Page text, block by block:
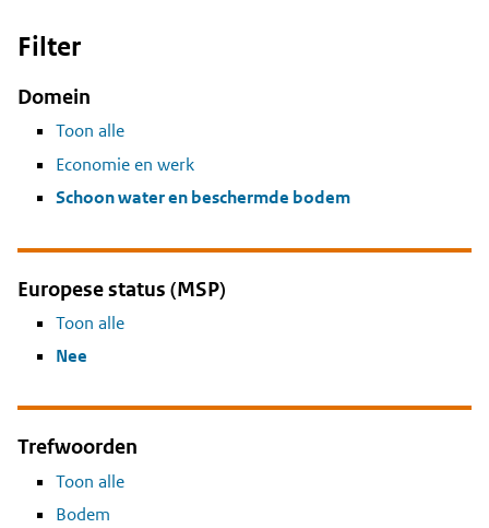
Filter
Domein
Toon alle
Economie en werk
Schoon water en beschermde bodem
Europese status (MSP)
Toon alle
Nee
Trefwoorden
Toon alle
Bodem